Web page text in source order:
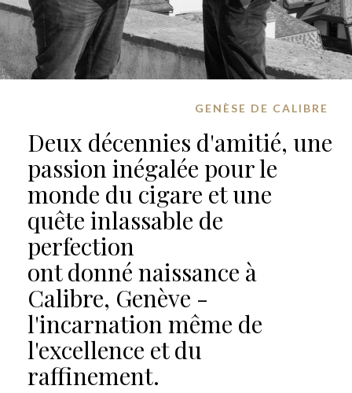
GENÈSE DE CALIBRE
Deux décennies d'amitié, une
passion inégalée pour le
monde du cigare et une
quête inlassable de
perfection
ont donné naissance à
Calibre, Genève -
l'incarnation même de
l'excellence et du
raffinement.